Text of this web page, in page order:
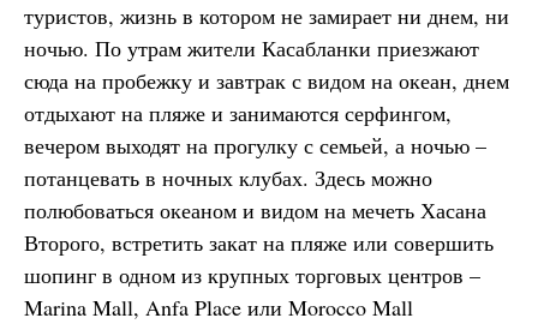
туристов, жизнь в котором не замирает ни днем, ни
ночью. По утрам жители Касабланки приезжают
сюда на пробежку и завтрак с видом на океан, днем
отдыхают на пляже и занимаются серфингом,
вечером выходят на прогулку с семьей, а ночью –
потанцевать в ночных клубах. Здесь можно
полюбоваться океаном и видом на мечеть Хасана
Второго, встретить закат на пляже или совершить
шопинг в одном из крупных торговых центров –
Marina Mall, Anfa Place или Morocco Mall